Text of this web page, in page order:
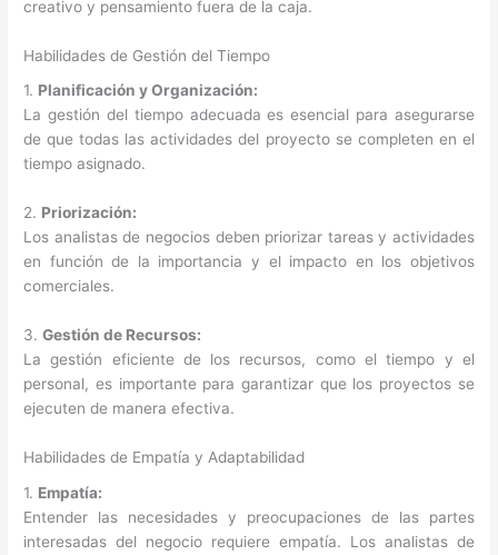
creativo y pensamiento fuera de la caja.
Habilidades de Gestión del Tiempo
1. Planificación y Organización:
La gestión del tiempo adecuada es esencial para asegurarse
de que todas las actividades del proyecto se completen en el
tiempo asignado.
2. Priorización:
Los analistas de negocios deben priorizar tareas y actividades
en función de la importancia y el impacto en los objetivos
comerciales.
3.Gestión de Recursos:
La gestión eficiente de los recursos, como el tiempo y el
personal, es importante para garantizar que los proyectos se
ejecuten de manera efectiva.
Habilidades de Empatía y Adaptabilidad
1. Empatía:
Entender las necesidades y preocupaciones de las partes
interesadas del negocio requiere empatía. Los analistas de